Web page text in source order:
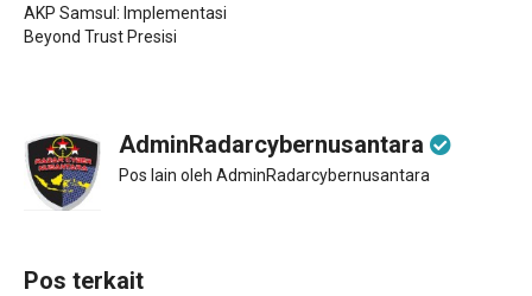
AKP Samsul: Implementasi
Beyond Trust Presisi
AdminRadarcybernusantara
Pos lain oleh AdminRadarcybernusantara
Pos terkait